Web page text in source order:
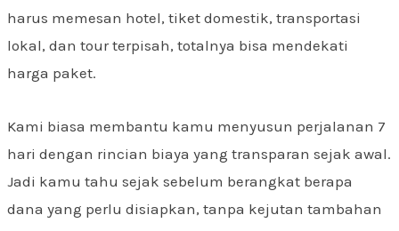
harus memesan hotel, tiket domestik, transportasi
lokal, dan tour terpisah, totalnya bisa mendekati
harga paket.
Kami biasa membantu kamu menyusun perjalanan 7
hari dengan rincian biaya yang transparan sejak awal.
Jadi kamu tahu sejak sebelum berangkat berapa
dana yang perlu disiapkan, tanpa kejutan tambahan